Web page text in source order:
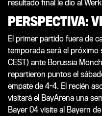
resultado final le dio al
PERSPECTIVA:
El primer partido fuera de
temporada será el próximo
CEST) ante Borussia
repartieron puntos el
empate de 4-4. El recién
visitará el BayArena una
Bayer 04 visite al Bayern